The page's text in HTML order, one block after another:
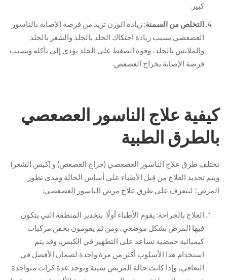
كبير.
التخلص من السمنة: زيادة الوزن تزيد من فرصة الإصابة بالناسور
العصعصي بسبب زيادة احتكاك الجلد بالجلد والشعر بالجلد
والملابس بالجلد، وقوة الضغط على الجلد يؤدي إلى تآكله ويسبب
فرصة الإصابة بخراج العصعص.
كيفية علاج الناسور العصعصي
بالطرق الطبية
تختلف طرق علاج الناسور العصعصي (خراج العصعص) و (كيس الشعر)
ويتم تحديد العلاج من قِبل الأطباء على أساس الحالة ومدى تطور
المرض؛ لنتعرف على طرق علاج مرض الناسور العصعصي:
العلاج بالجراحة: يقوم الأطباء أولًا بتخدير المنطقة التي يتكون
فيها المرض بشكل موضعي، ومن ثم يقومون بحقن مركبات
كيميائية حمضية تساعد على التطهير في الكيس، وقد يتم
استخدام هذا الأسلوب أكثر من مرة واحدة لضمان الأفضل في
التعافي، وإذا كانت حالة المريض سيئة وتوجد عدة كرات متواجدة